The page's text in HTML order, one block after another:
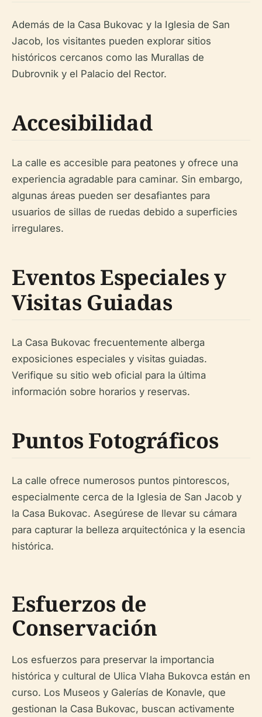
Además de la Casa Bukovac y la Iglesia de San
Jacob, los visitantes pueden explorar sitios
históricos cercanos como las Murallas de
Dubrovnik y el Palacio del Rector.
Accesibilidad
La calle es accesible para peatones y ofrece una
experiencia agradable para caminar. Sin embargo,
algunas áreas pueden ser desafiantes para
usuarios de sillas de ruedas debido a superficies
irregulares.
Eventos Especiales y
Visitas Guiadas
La Casa Bukovac frecuentemente alberga
exposiciones especiales y visitas guiadas.
Verifique su sitio web oficial para la última
información sobre horarios y reservas.
Puntos Fotográficos
La calle ofrece numerosos puntos pintorescos,
especialmente cerca de la Iglesia de San Jacob y
la Casa Bukovac. Asegúrese de llevar su cámara
para capturar la belleza arquitectónica y la esencia
histórica.
Esfuerzos de
Conservación
Los esfuerzos para preservar la importancia
histórica y cultural de Ulica Vlaha Bukovca están en
curso. Los Museos y Galerías de Konavle, que
gestionan la Casa Bukovac, buscan activamente